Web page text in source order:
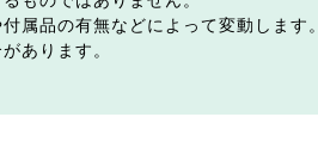
属品の有無などによって変動します。
あります。